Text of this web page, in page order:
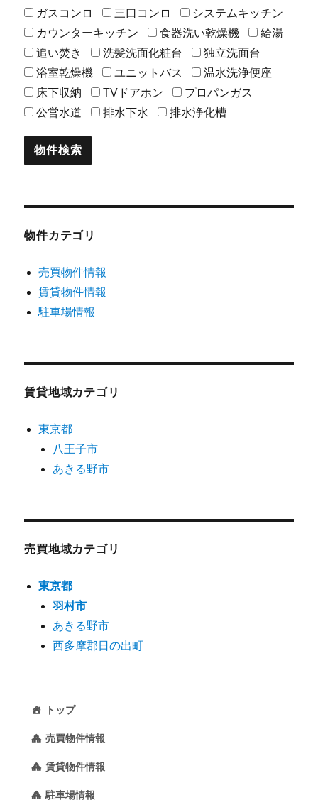
ガスコンロ
三口コンロ
システムキッチン
カウンターキッチン
食器洗い乾燥機
給湯
追い焚き
洗髪洗面化粧台
独立洗面台
浴室乾燥機
ユニットバス
温水洗浄便座
床下収納
TVドアホン
プロパンガス
公営水道
排水下水 排水浄化槽
物件カテゴリ
売買物件情報
賃貸物件情報
駐車場情報
賃貸地域カテゴリ
東京都
八王子市
あきる野市
売買地域カテゴリ
東京都
羽村市
あきる野市
西多摩郡日の出町
トップ
売買物件情報
賃貸物件情報
駐車場情報